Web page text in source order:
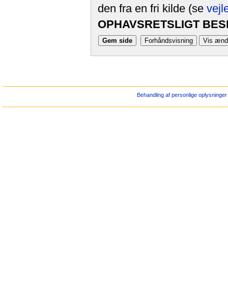
den fra en fri kilde (se
OPHAVSRETSLIGT
Behandling af personlige oplysninger